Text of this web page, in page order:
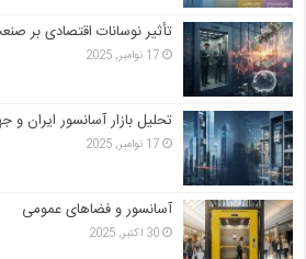
تأثیر نوسانات اقتصادی بر
17 نوامبر, 2025
تحلیل بازار آسانسور
17 نوامبر, 2025
آسانسور و فضاهای عمومی
30 اکتبر, 2025